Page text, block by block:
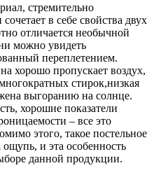
стремительно
в себе свойства двух
отличается необычной
можно увидеть
переплетением.
хорошо пропускает воздух,
стирок,низкая
выгоранию на солнце.
хорошие показатели
– все это
этого, такое постельное
и эта особенность
данной продукции.